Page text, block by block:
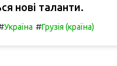
нові таланти.
Україна #Грузія (країна)